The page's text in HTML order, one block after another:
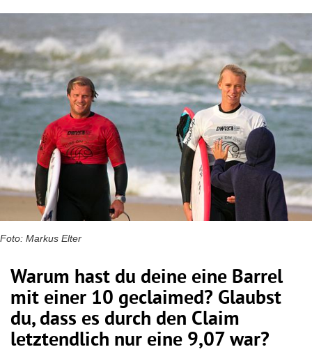
Foto: Markus Elter
Warum hast du deine eine Barrel
mit einer 10 geclaimed? Glaubst
du, dass es durch den Claim
letztendlich nur eine 9,07 war?